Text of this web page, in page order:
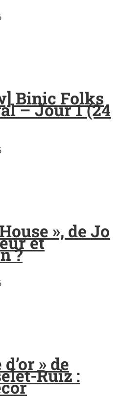
Binic Folks
– Jour 1 (24
», de Jo
et
?
» de
Ruiz :